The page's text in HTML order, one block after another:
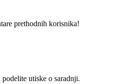
prethodnih korisnika!
utiske o saradnji.